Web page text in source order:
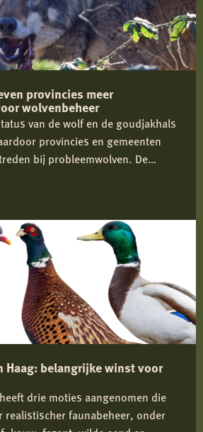
provincies meer
wolvenbeheer
van de wolf en de goudjakhals
provincies en gemeenten
bij probleemwolven. De
conflicten tussen mens en wolf te
Haag: belangrijke winst voor
drie moties aangenomen die
realistischer faunabeheer, onder